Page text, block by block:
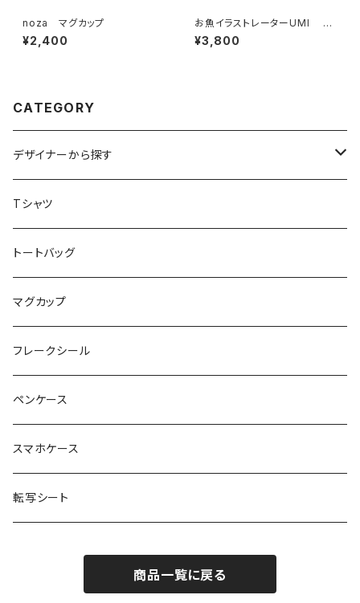
noza マグカップ
¥2,400
お魚イラストレーターUMI T
シャツ
¥3,800
CATEGORY
デザイナーから探す
アトリエリモンチェッロ
お魚イラストレーター UMI
お肉屋さんのおむすびさん
noza
YUKI
DESIGN CAFE
Tシャツ
トートバッグ
マグカップ
フレークシール
ペンケース
スマホケース
転写シート
商品一覧に戻る